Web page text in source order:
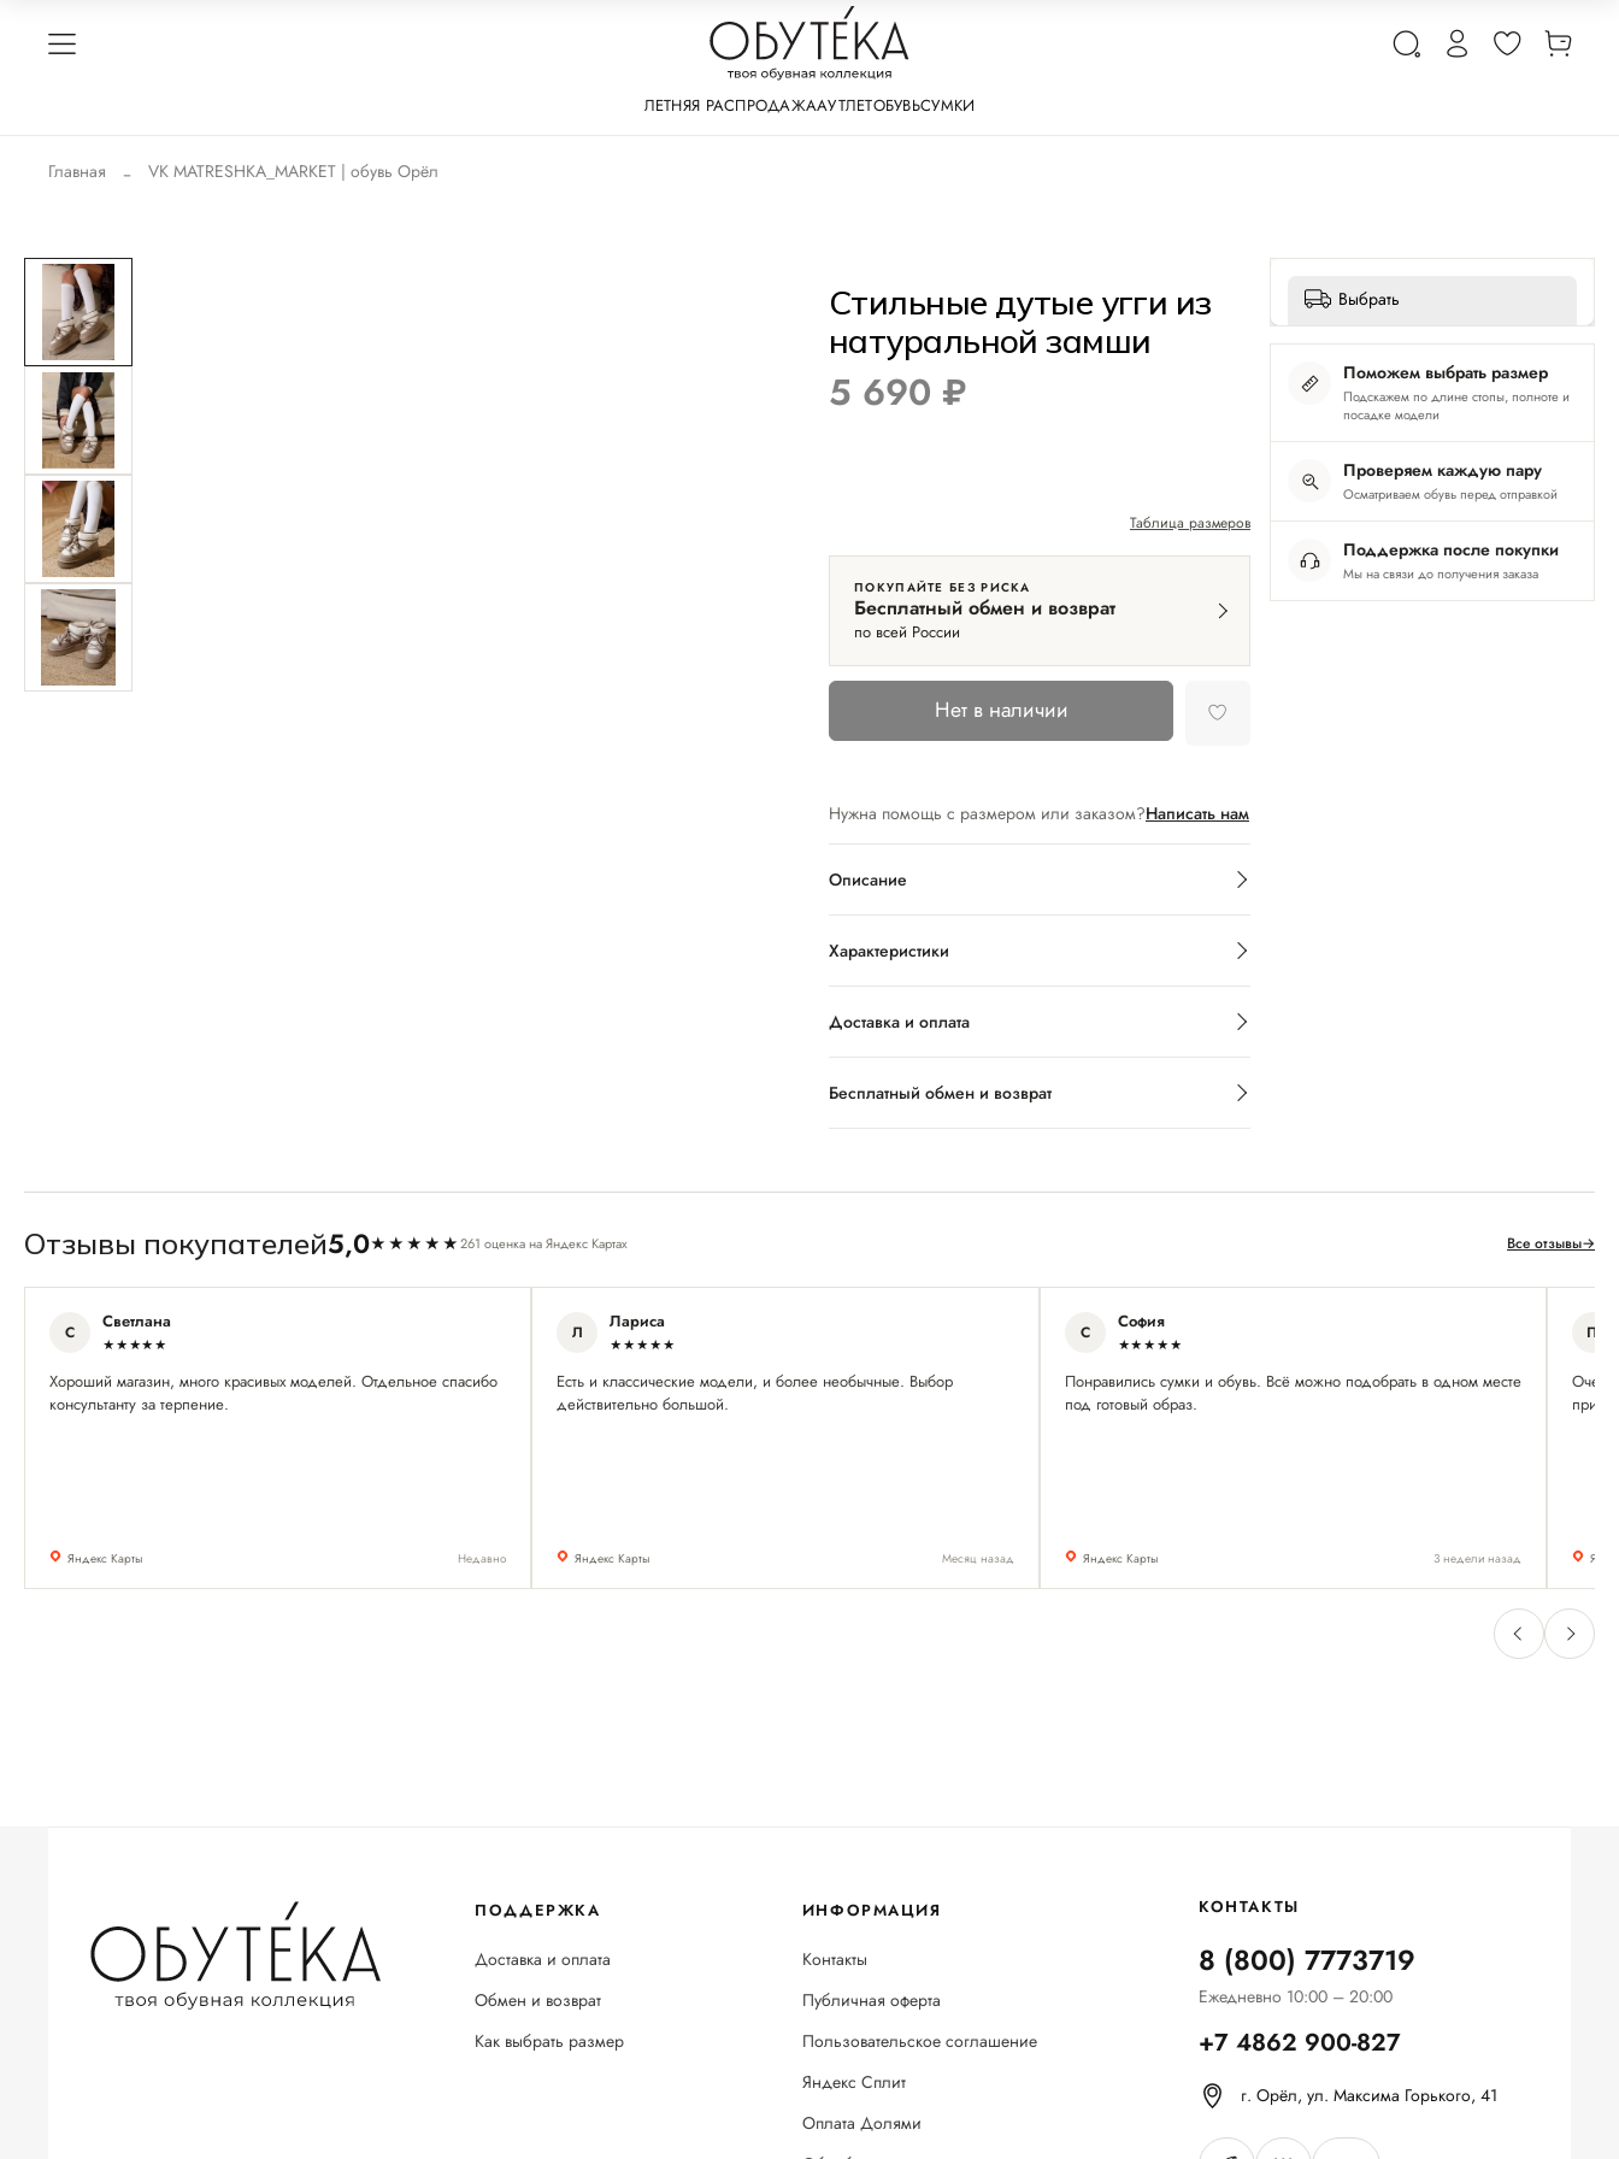
ЛЕТНЯЯ РАСПРОДАЖААУТЛЕТОБУВЬСУМКИ
Главная VK MATRESHKA_MARKET | обувь Орёл
Стильные дутые угги из
натуральной замши
5 690 ₽
Таблица размеров
ПОКУПАЙТЕ БЕЗ РИСКА
Бесплатный обмен и возврат
по всей России
Нет в наличии
Нужна помощь с размером или заказом?Написать нам
Описание
Характеристики
Доставка и оплата
Бесплатный обмен и возврат
Выбрать
Поможем выбрать размер
Подскажем по длине стопы, полноте и
посадке модели
Проверяем каждую пару
Осматриваем обувь перед отправкой
Поддержка после покупки
Мы на связи до получения заказа
Отзывы покупателей5,0★★★★★261 оценка на Яндекс Картах Все отзывы→
С Светлана
★★★★★
Хороший магазин, много красивых моделей. Отдельное спасибо
консультанту за терпение.
Яндекс Карты Недавно
Л Лариса
★★★★★
Есть и классические модели, и более необычные. Выбор
действительно большой.
Яндекс Карты Месяц назад
С София
★★★★★
Понравились сумки и обувь. Всё можно подобрать в одном месте
под готовый образ.
Яндекс Карты 3 недели назад
П
Очень
ПОДДЕРЖКА
Доставка и оплата
Обмен и возврат
Как выбрать размер
ИНФОРМАЦИЯ
Контакты
Публичная оферта
Пользовательское соглашение
Яндекс Сплит
Оплата Долями
КОНТАКТЫ
8 (800) 7773719
Ежедневно 10:00 – 20:00
+7 4862 900-827
г. Орёл, ул. Максима Горького, 41